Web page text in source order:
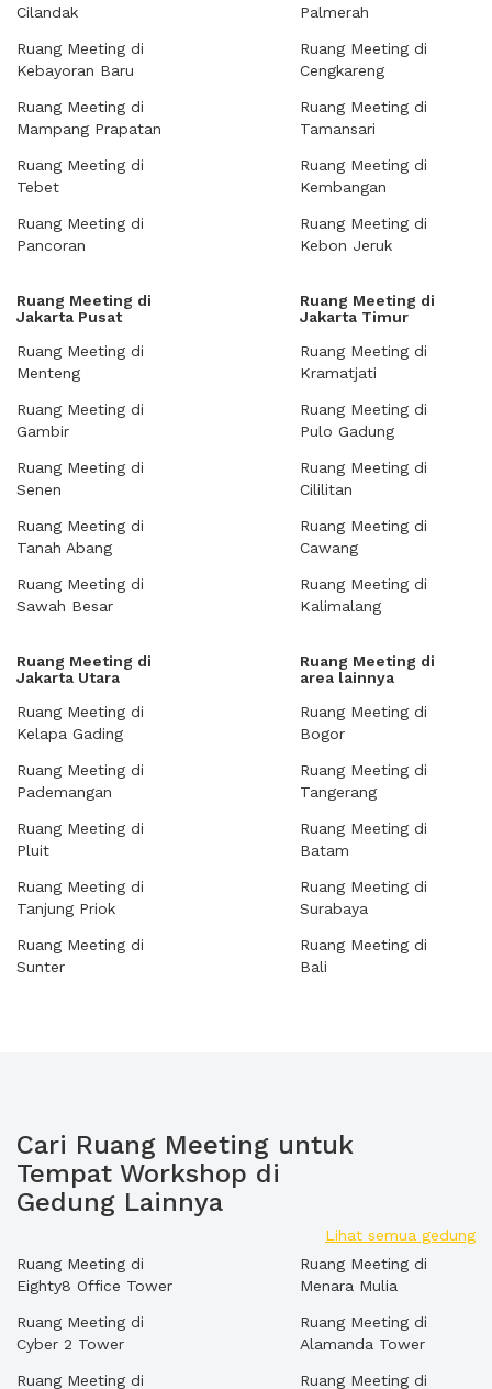
Cilandak
Ruang Meeting di
Kebayoran Baru
Ruang Meeting di
Mampang Prapatan
Ruang Meeting di
Tebet
Ruang Meeting di
Pancoran
Palmerah
Ruang Meeting di
Cengkareng
Ruang Meeting di
Tamansari
Ruang Meeting di
Kembangan
Ruang Meeting di
Kebon Jeruk
Ruang Meeting di
Jakarta Pusat
Ruang Meeting di
Menteng
Ruang Meeting di
Gambir
Ruang Meeting di
Senen
Ruang Meeting di
Tanah Abang
Ruang Meeting di
Sawah Besar
Ruang Meeting di
Jakarta Timur
Ruang Meeting di
Kramatjati
Ruang Meeting di
Pulo Gadung
Ruang Meeting di
Cililitan
Ruang Meeting di
Cawang
Ruang Meeting di
Kalimalang
Ruang Meeting di
Jakarta Utara
Ruang Meeting di
Kelapa Gading
Ruang Meeting di
Pademangan
Ruang Meeting di
Pluit
Ruang Meeting di
Tanjung Priok
Ruang Meeting di
Sunter
Ruang Meeting di
area lainnya
Ruang Meeting di
Bogor
Ruang Meeting di
Tangerang
Ruang Meeting di
Batam
Ruang Meeting di
Surabaya
Ruang Meeting di
Bali
Cari Ruang Meeting untuk
Tempat Workshop di
Gedung Lainnya
Lihat semua gedung
Ruang Meeting di
Eighty8 Office Tower
Ruang Meeting di
Cyber 2 Tower
Ruang Meeting di
Ruang Meeting di
Menara Mulia
Ruang Meeting di
Alamanda Tower
Ruang Meeting di